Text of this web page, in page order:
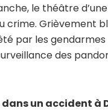
le théâtre
crime. Grièvement
par les
des
dans un accident à